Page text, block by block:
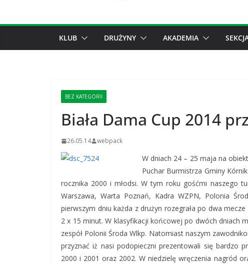
KLUB DRUŻYNY AKADEMIA
BEZ KATEGORII
Biała Dama Cup 2014
26.05.14 webpack
W dniach 24 – 25 maja na
Puchar Burmistrza Gminy
rocznika 2000 i młodsi. W tym roku gośćmi naszego
Warszawa, Warta Poznań, Kadra WZPN, Polonia
pierwszym dniu każda z drużyn rozegrała po dwa
2 x 15 minut. W klasyfikacji końcowej po dwóch dniach
zespół Polonii Środa Wlkp. Natomiast naszym
przyznać iż nasi podopieczni prezentowali się bardzo
2000 i 2001 oraz 2002. W niedzielę wręczenia nagród